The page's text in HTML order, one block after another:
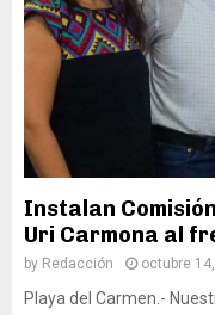
Instalan
Uri Carmona al
by Redacción octubre
Playa del Carmen.-